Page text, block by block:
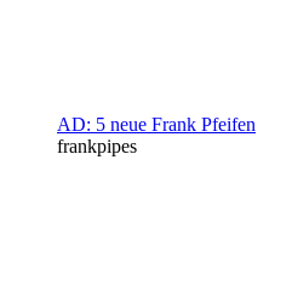
AD: 5 neue Frank Pfeifen
frankpipes